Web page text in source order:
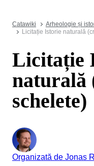
Catawiki Arheologie și
Licitație Istorie naturală
Licitație
naturală
schelete)
Organizată de Jonas